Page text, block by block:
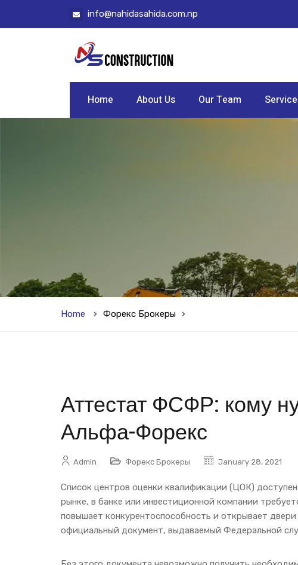
info@nahidasahida.com.np
Home About Us Our Team
Home Форекс Брокеры
Аттестат ФСФР: кому
Альфа-Форекс
Admin Форекс Брокеры January 28, 2021
Список центров оценки квалификации (ЦОК)
рынке, в банке или инвестиционной компании
повышает конкурентоспособность и открывает
официальный документ, выдаваемый Федеральной